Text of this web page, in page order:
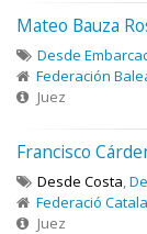
Mateo Bauza
Desde
Federación
Juez
Francisco
Desde Costa,
Federació
Juez